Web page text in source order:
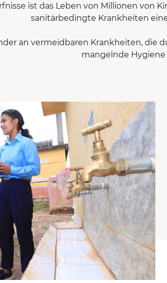
ist das Leben von Millionen von
sanitärbedingte Krankheiten
an vermeidbaren Krankheiten, die
mangelnde